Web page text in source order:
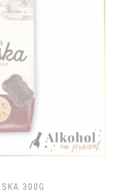
300G